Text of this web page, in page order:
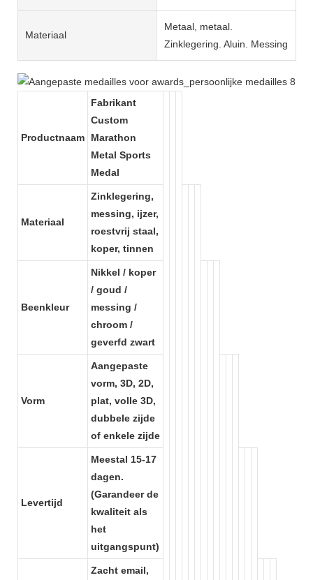
Materiaal
Metaal, metaal.
Zinklegering. Aluin. Messing
Productnaam
Fabrikant
Custom
Marathon
Metal Sports
Medal
Materiaal
Zinklegering,
messing, ijzer,
roestvrij staal,
koper, tinnen
Beenkleur
Nikkel / koper
/ goud /
messing /
chroom /
geverfd zwart
Vorm
Aangepaste
vorm, 3D, 2D,
plat, volle 3D,
dubbele zijde
of enkele zijde
Levertijd
Meestal 15-17
dagen.
(Garandeer de
kwaliteit als
het
uitgangspunt)
Zacht email,